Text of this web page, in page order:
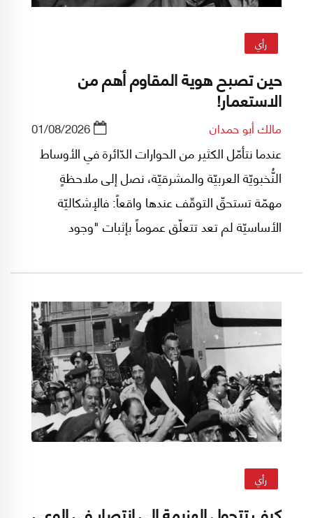
رأي
حين تصبح هوية المقاوم أهم من
الاستعمار!
مالك أبو حمدان 01/08/2026
عندما نتأمّل الكثير من الحوارات الدّائرة في الأوساط
النُّخبويّة العربيّة والمشرقيّة، نصل إلى ملاحظةٍ
مهمّة تستحقّ التوقّف عندها واقعاً: فالإشكاليّة
الأساسيّة لم تعد تتعلّق عموماً بإثبات "وجود
أصبحت تتعلّق بكيفيّة التّعامل مع استمراريّته على
المستوى السّياسيّ والعمليّ. فالمشكلة، في
تقديري، ليست نظريّةً أو لم تعد نظريّةً-مفاهيميّةً
بقدر ما هي عمليّة (وربّما أخلاقيّة بالمعنى العمليّ
أيضاً)، وهنا تكمن المفارقة التي تستحقّ النّقاش
المتعمّق والصّريح.
رأي